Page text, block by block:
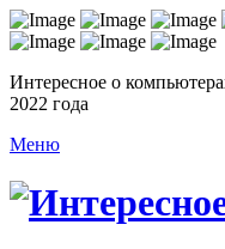
Интересное о
2022 года
Меню